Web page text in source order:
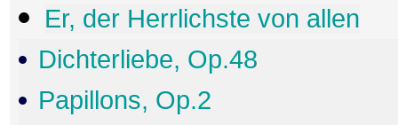
Er, der Herrlichste von allen
Dichterliebe, Op.48
Papillons, Op.2